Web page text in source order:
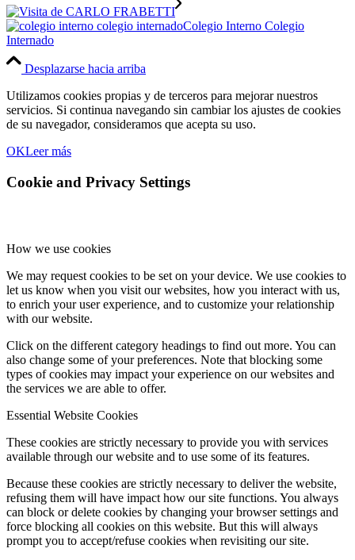
Colegio Interno Colegio
Internado
Desplazarse hacia arriba
Utilizamos cookies propias y de terceros para mejorar nuestros
servicios. Si continua navegando sin cambiar los ajustes de cookies
de su navegador, consideramos que acepta su uso.
OKLeer más
Cookie and Privacy Settings
How we use cookies
We may request cookies to be set on your device. We use cookies to
let us know when you visit our websites, how you interact with us,
to enrich your user experience, and to customize your relationship
with our website.
Click on the different category headings to find out more. You can
also change some of your preferences. Note that blocking some
types of cookies may impact your experience on our websites and
the services we are able to offer.
Essential Website Cookies
These cookies are strictly necessary to provide you with services
available through our website and to use some of its features.
Because these cookies are strictly necessary to deliver the website,
refusing them will have impact how our site functions. You always
can block or delete cookies by changing your browser settings and
force blocking all cookies on this website. But this will always
prompt you to accept/refuse cookies when revisiting our site.